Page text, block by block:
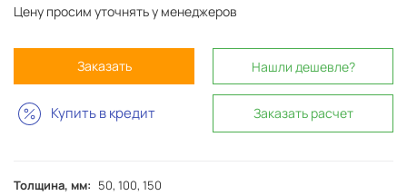
Цену просим уточнять у менеджеров
Заказать Нашли дешевле?
Купить в кредит Заказать расчет
Толщина, мм: 50, 100, 150